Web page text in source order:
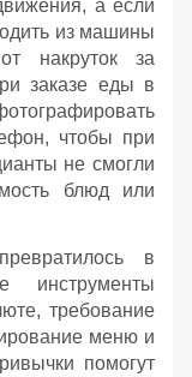
а если
из машины
накруток за
заказе еды в
чтобы при
не смогли
блюд или
в
инструменты
требование
меню и
помогут